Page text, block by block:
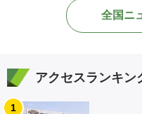
全国ニ
アクセスランキン
1